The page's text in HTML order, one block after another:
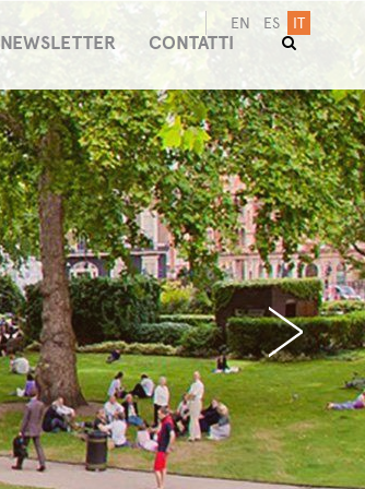
EN ES IT
NEWSLETTER CONTATTI
›